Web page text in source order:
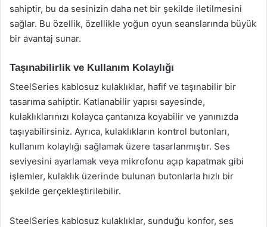
sahiptir, bu da sesinizin daha net bir şekilde iletilmesini
sağlar. Bu özellik, özellikle yoğun oyun seanslarında büyük
bir avantaj sunar.
Taşınabilirlik ve Kullanım Kolaylığı
SteelSeries kablosuz kulaklıklar, hafif ve taşınabilir bir
tasarıma sahiptir. Katlanabilir yapısı sayesinde,
kulaklıklarınızı kolayca çantanıza koyabilir ve yanınızda
taşıyabilirsiniz. Ayrıca, kulaklıkların kontrol butonları,
kullanım kolaylığı sağlamak üzere tasarlanmıştır. Ses
seviyesini ayarlamak veya mikrofonu açıp kapatmak gibi
işlemler, kulaklık üzerinde bulunan butonlarla hızlı bir
şekilde gerçekleştirilebilir.
SteelSeries kablosuz kulaklıklar, sunduğu konfor, ses